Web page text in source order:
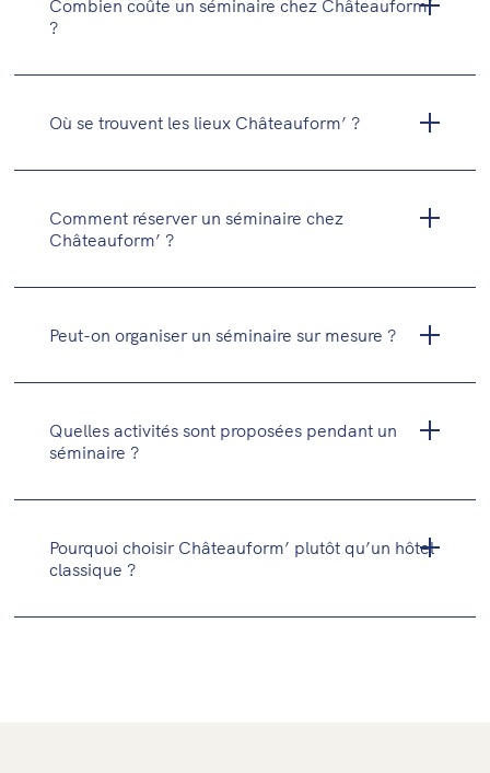
Combien coûte un séminaire chez Châteauform’
?
Où se trouvent les lieux Châteauform’ ?
Comment réserver un séminaire chez
Châteauform’ ?
Peut-on organiser un séminaire sur mesure ?
Quelles activités sont proposées pendant un
séminaire ?
Pourquoi choisir Châteauform’ plutôt qu’un hôtel
classique ?